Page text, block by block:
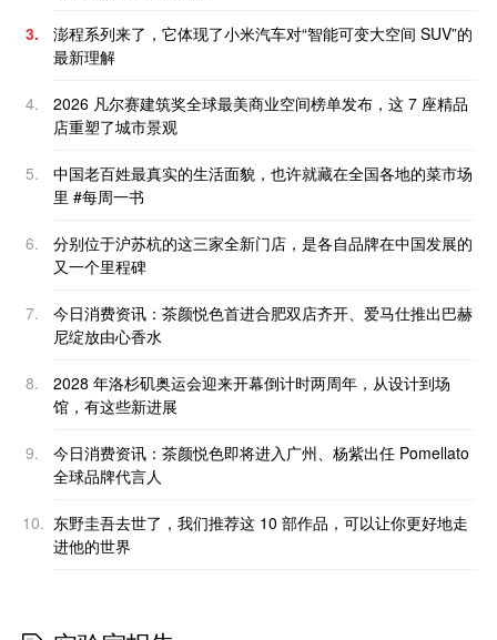
3.
澎程系列来了，它体现了小米汽车对“智能可变大空间 SUV”的
最新理解
4.
2026 凡尔赛建筑奖全球最美商业空间榜单发布，这 7 座精品
店重塑了城市景观
5.
中国老百姓最真实的生活面貌，也许就藏在全国各地的菜市场
里 #每周一书
6.
分别位于沪苏杭的这三家全新门店，是各自品牌在中国发展的
又一个里程碑
7.
今日消费资讯：茶颜悦色首进合肥双店齐开、爱马仕推出巴赫
尼绽放由心香水
8.
2028 年洛杉矶奥运会迎来开幕倒计时两周年，从设计到场
馆，有这些新进展
9.
今日消费资讯：茶颜悦色即将进入广州、杨紫出任 Pomellato
全球品牌代言人
10. 东野圭吾去世了，我们推荐这 10 部作品，可以让你更好地走
进他的世界